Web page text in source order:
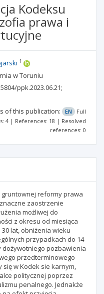
Kodeksu
prawa i
1
w Toruniu
ppk.2023.06.21;
of this publication: EN
Full
4 | References: 18 | Resolved
references: 0
gruntownej reformy prawa
zaostrzenie
możliwej do
z okresu od miesiąca
lat, obniżenia wieku
przypadkach do 14
dożywotniego pozbawienia
przedterminowego
się w Kodek sie karnym,
politycznej poprzez
penalnego. Jednakże